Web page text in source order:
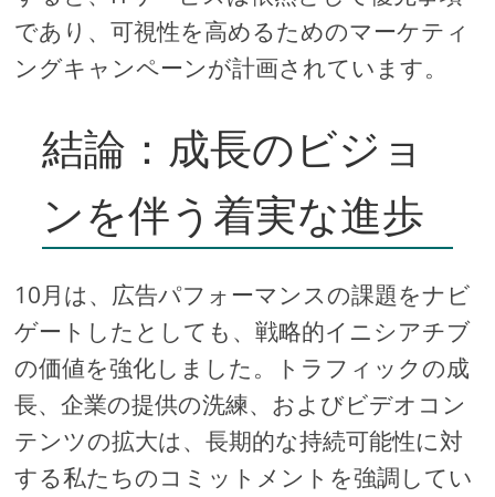
であり、可視性を高めるためのマーケティ
ングキャンペーンが計画されています。
結論：成長のビジョ
ンを伴う着実な進歩
10月は、広告パフォーマンスの課題をナビ
ゲートしたとしても、戦略的イニシアチブ
の価値を強化しました。トラフィックの成
長、企業の提供の洗練、およびビデオコン
テンツの拡大は、長期的な持続可能性に対
する私たちのコミットメントを強調してい